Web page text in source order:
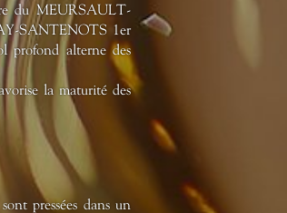
du MEURSAULT-
SANTENOTS 1er
profond alterne des
la maturité des
pressées dans un